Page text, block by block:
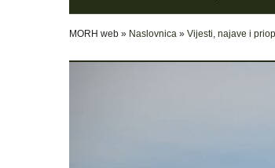
MORH web » Naslovnica » Vijesti, najave i